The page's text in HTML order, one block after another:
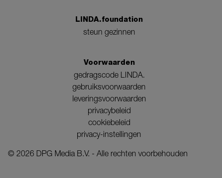
LINDA.foundation
steun gezinnen
Voorwaarden
gedragscode LINDA.
gebruiksvoorwaarden
leveringsvoorwaarden
privacybeleid
cookiebeleid
privacy-instellingen
© 2026 DPG Media B.V. - Alle rechten voorbehouden